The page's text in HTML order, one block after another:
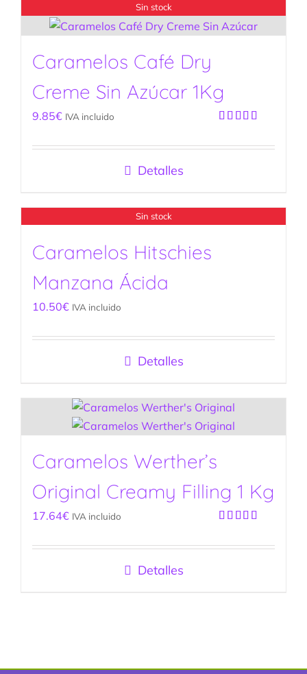
Sin stock
Caramelos Café Dry
Creme Sin Azúcar 1Kg
con5.00de
9.85€ IVA incluido
Detalles
Sin stock
Caramelos Hitschies
Manzana Ácida
10.50€ IVA incluido
Detalles
Caramelos Werther’s
Original Creamy Filling 1 Kg
con5.00de
17.64€ IVA incluido
Detalles